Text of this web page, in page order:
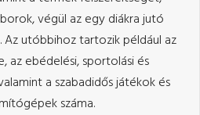
végül az egy diákra jutó
utóbbihoz tartozik például az
az ebédelési, sportolási és
a szabadidős játékok és
száma.